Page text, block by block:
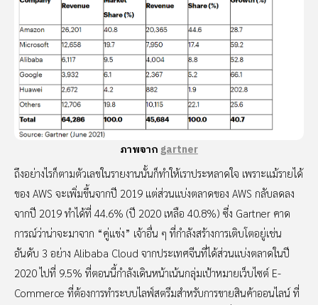
ภาพจากgartner
ถึงอย่างไรก็ตามตัวเลขในรายงานนั้นก็ทำให้เราประหลาดใจ เพราะแม้รายได้
ของ AWS จะเพิ่มขึ้นจากปี 2019 แต่ส่วนแบ่งตลาดของ AWS กลับลดลง
จากปี 2019 ทำได้ที่ 44.6% (ปี 2020 เหลือ 40.8%) ซึ่ง Gartner คาด
การณ์ว่าน่าจะมาจาก “คู่แข่ง” เจ้าอื่น ๆ ที่กำลังสร้างการเติบโตอยู่เช่น
อันดับ 3 อย่าง Alibaba Cloud จากประเทศจีนที่ได้ส่วนแบ่งตลาดในปี
2020 ไปที่ 9.5% ที่ตอนนี้กำลังเดินหน้าเน้นกลุ่มเป้าหมายเว็บไซต์ E-
Commerce ที่ต้องการทำระบบไลฟ์สตรีมสำหรับการขายสินค้าออนไลน์ ที่